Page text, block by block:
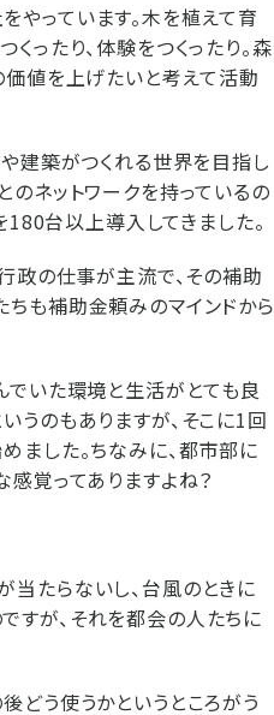
やっています。木を植えて育
ったり、体験をつくったり。森
価値を上げたいと考えて活動
建築がつくれる世界を目指し
のネットワークを持っているの
台以上導入してきました。
政の仕事が主流で、その補助
ちも補助金頼みのマインドから
でいた環境と生活がとても良
うのもありますが、そこに1回
ました。ちなみに、都市部に
感覚ってありますよね？
たらないし、台風のときに
すが、それを都会の人たちに
どう使うかというところがう